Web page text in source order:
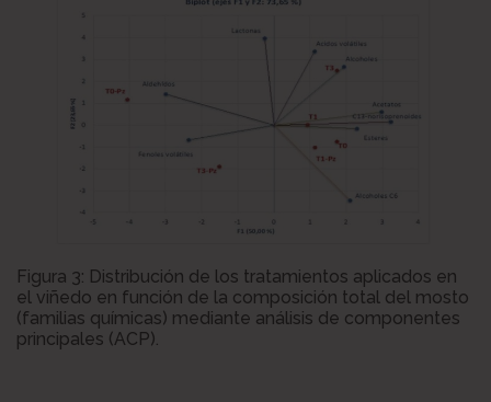
Figura 3: Distribución de los tratamientos aplicados en
el viñedo en función de la composición total del mosto
(familias químicas) mediante análisis de componentes
principales (ACP).